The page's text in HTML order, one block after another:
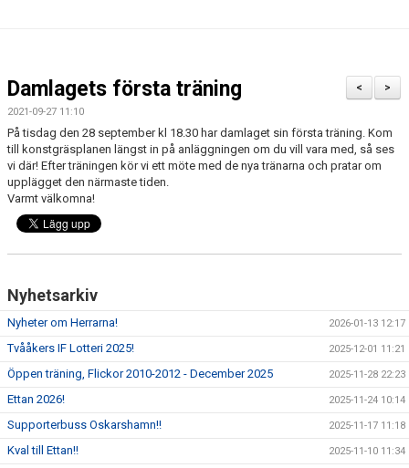
VÅRA SPONSORER
KONTAKT
DOKUMENT
BILDGALLERI
>
<
Damlagets första träning
2021-09-27 11:10
På tisdag den 28 september kl 18.30 har damlaget sin första träning. Kom
till konstgräsplanen längst in på anläggningen om du vill vara med, så ses
vi där! Efter träningen kör vi ett möte med de nya tränarna och pratar om
upplägget den närmaste tiden.
Varmt välkomna!
Nyhetsarkiv
Nyheter om Herrarna! 2026-01-13 12:17
Tvååkers IF Lotteri 2025! 2025-12-01 11:21
Öppen träning, Flickor 2010-2012 - December 2025 2025-11-28 22:23
Ettan 2026! 2025-11-24 10:14
Supporterbuss Oskarshamn!! 2025-11-17 11:18
Kval till Ettan!! 2025-11-10 11:34